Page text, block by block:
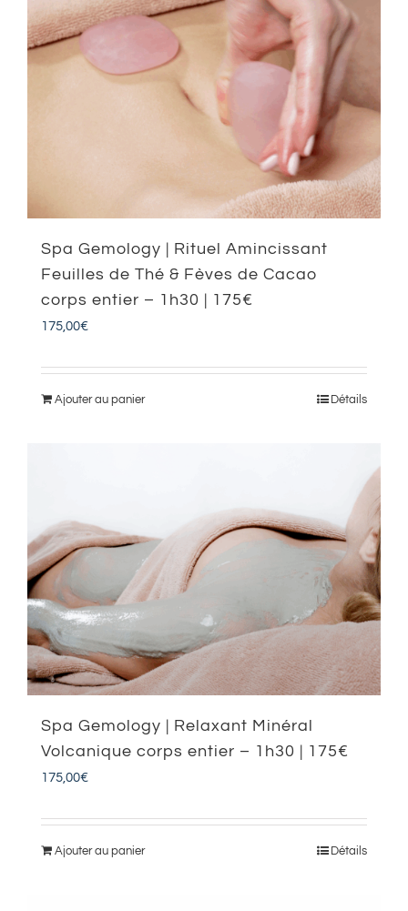
Spa Gemology | Rituel Amincissant
Feuilles de Thé & Fèves de Cacao
corps entier – 1h30 | 175€
175,00€
Ajouter au panier Détails
Spa Gemology | Relaxant Minéral
Volcanique corps entier – 1h30 | 175€
175,00€
Ajouter au panier Détails